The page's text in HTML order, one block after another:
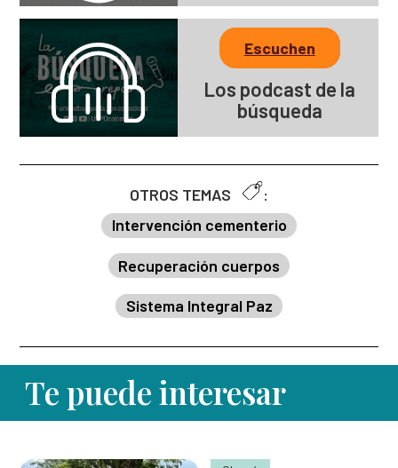
Escuchen
Los podcast de la
búsqueda
OTROS TEMAS
:
Intervención cementerio
Recuperación cuerpos
Sistema Integral Paz
Te puede interesar